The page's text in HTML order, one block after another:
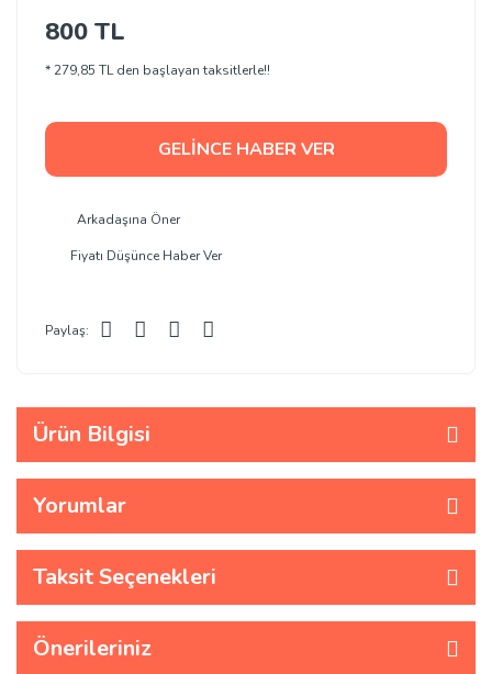
800 TL
* 279,85 TL den başlayan taksitlerle!!
GELİNCE HABER VER
Arkadaşına Öner
Fiyatı Düşünce Haber Ver
Paylaş:
Ürün Bilgisi
Yorumlar
Taksit Seçenekleri
Önerileriniz